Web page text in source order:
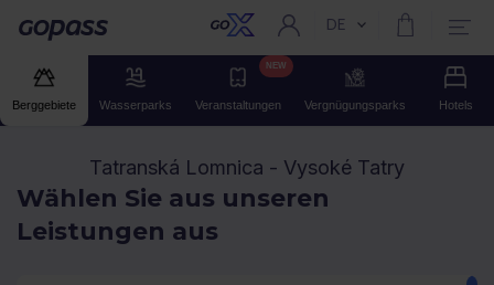
Gopass Aktuelle Sprache:
DE
Berggebiete Wasserparks Veranstaltungen
NEW
Vergnügungsparks Hotels
Tatranská Lomnica - Vysoké Tatry
Wählen Sie aus unseren
Leistungen aus